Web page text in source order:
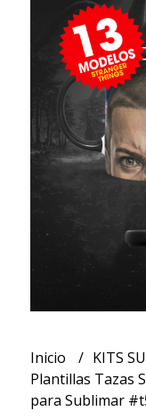
Inicio KITS
Plantillas Tazas
para Sublimar